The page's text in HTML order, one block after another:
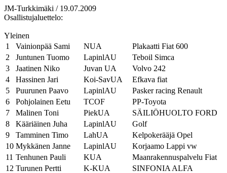
JM-Turkkimäki / 19.07.2009
Osallistujaluettelo:
Yleinen
1
Vainionpää Sami NUA
Plakaatti Fiat 600
2
Juntunen Tuomo LapinlAU
Teboil Simca
3
Jaatinen Niko Juvan UA
Volvo 242
4
Hassinen Jari Koi-SavUA
Efkava fiat
5
Puurunen Paavo LapinlAU
Pasker racing Renault
6
Pohjolainen Eetu TCOF
PP-Toyota
7
Malinen Toni PiekUA
SÄILIÖHUOLTO FORD
8
Kääriäinen Juha LapinlAU
Golf
9
Tamminen Timo LahUA
Kelpokerääjä Opel
10 Mykkänen Janne LapinlAU
Korjaamo Lappi vw
11 Tenhunen Pauli KUA
Maanrakennuspalvelu Fiat
12 Turunen Pertti K-KUA
SINFONIA ALFA